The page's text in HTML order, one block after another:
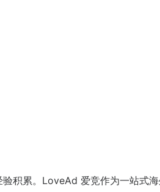
积累。LoveAd 爱竞作为一站式